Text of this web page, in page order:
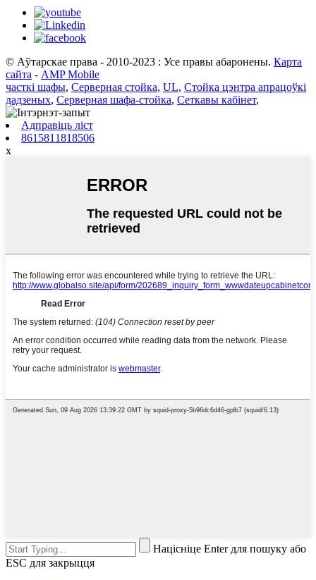
© Аўтарскае права - 2010-2023 : Усе правы абаронены. Карта
сайта - AMP Mobile
часткі шафы, Серверная стойка, UL, Стойка цэнтра апрацоўкі
дадзеных, Серверная шафа-стойка, Сеткавы кабінет,
Адправіць ліст
8615811818506
x
Націсніце Enter для пошуку або
ESC для закрыцця